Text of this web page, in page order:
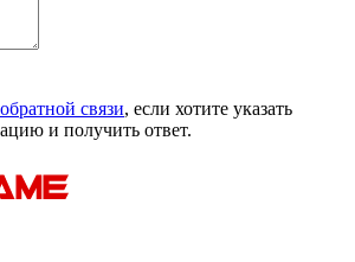
связи, если хотите указать
и получить ответ.